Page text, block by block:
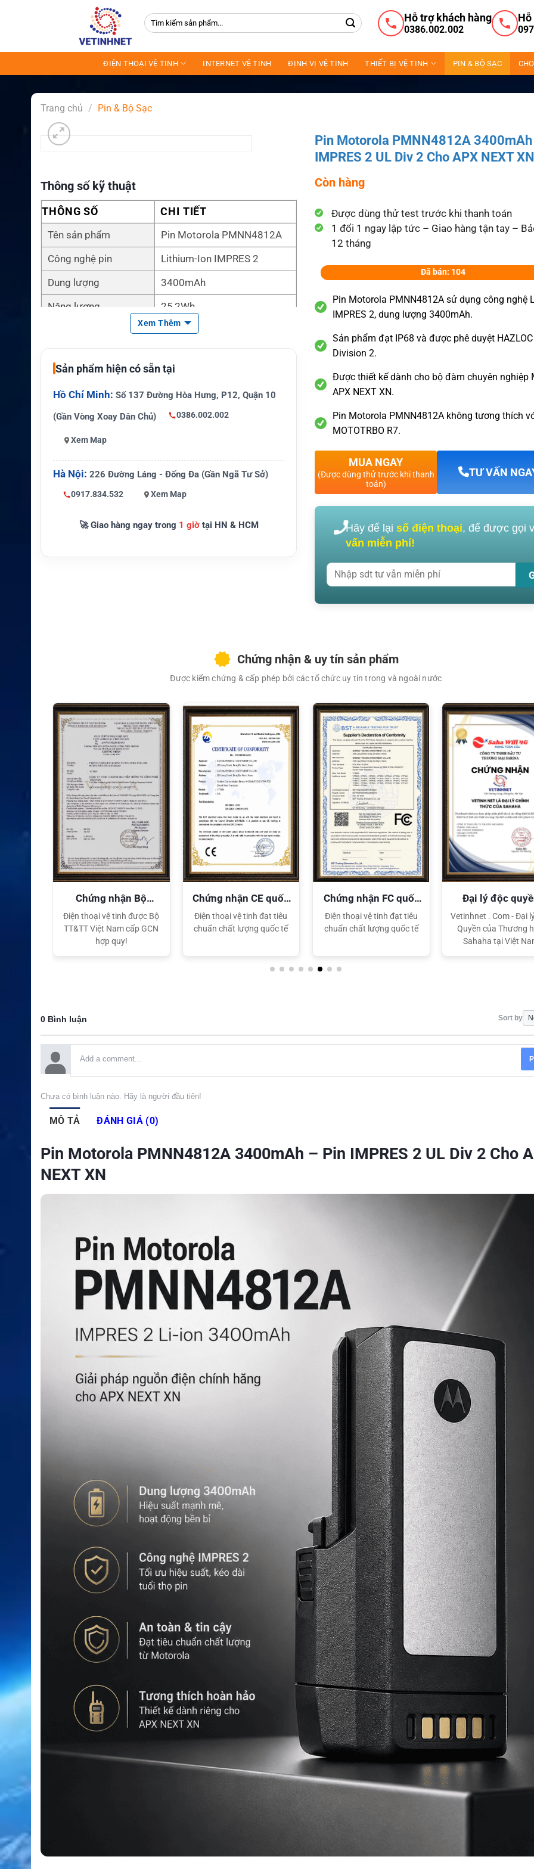
Tìm
kiếm:
Hỗ trợ khách hàng
0386.002.002
Hỗ
ĐIỆN THOẠI VỆ TINH INTERNET VỆ TINH ĐỊNH VỊ VỆ TINH THIẾT BỊ VỆ TINH PIN & BỘ SẠC
Trang chủ / Pin & Bộ Sạc
Thông số kỹ thuật
THÔNG SỐ CHI TIẾT
Tên sản phẩm
Pin Motorola PMNN4812A
Công nghệ pin
Lithium-Ion IMPRES 2
Dung lượng
3400mAh
Năng lượng
25,2Wh
Trọng lượng tham khả
Khoảng 277g
Cấp bảo vệ
IP68
Chứng nhận
HAZLOC UL Division 2
Thiết bị tương thích
Motorola APX NEXT XN
Bộ sạc tham khảo
Công dụng
Pin thay thế hoặc pin dự phòn
g
Xem Thêm
Sản phẩm hiện có sẵn tại
Hồ Chí Minh: Số 137 Đường Hòa Hưng, P12, Quận 10
(Gần Vòng Xoay Dân Chủ)
0386.002.002
Xem Map
Hà Nội: 226 Đường Láng - Đống Đa (Gần Ngã Tư Sở)
0917.834.532 Xem Map
🚀 Giao hàng ngay trong 1 giờtại HN & HCM
Pin Motorola PMNN4812A
IMPRES 2 UL Div 2 Cho APX NEXT
Còn hàng
Được dùng thử test trước khi thanh toán
1 đổi 1 ngay lập tức – Giao hàng tận tay –
12 tháng
Đã bán: 104
Pin Motorola PMNN4812A sử dụng công nghệ
IMPRES 2, dung lượng 3400mAh.
Sản phẩm đạt IP68 và được phê duyệt
Division 2.
Được thiết kế dành cho bộ đàm chuyên nghiệp
APX NEXT XN.
Pin Motorola PMNN4812A không tương thích
MOTOTRBO R7.
MUA NGAY
(Được dùng thử trước khi thanh
toán)
TƯ VẤN
Hãy để lạisố điện thoại, để được gọi
vấn miễn phí!
Chứng nhận & uy tín sản phẩm
Được kiểm chứng & cấp phép bởi các tổ chức uy tín trong và ngoài nước
Chứng nhận Bộ
TT&TT
Điện thoại vệ tinh được Bộ
TT&TT Việt Nam cấp GCN
hợp quy!
Chứng nhận CE quốc
tế
Điện thoại vệ tinh đạt tiêu
chuẩn chất lượng quốc tế
Chứng nhận FC quốc
tế
Điện thoại vệ tinh đạt tiêu
chuẩn chất lượng quốc tế
Đại lý độc
Sahaha
Vetinhnet . Com - Đại
Quyền của Thương
Sahaha tại Việt
0 Bình luận Sort by
Chưa có bình luận nào. Hãy là người đầu tiên!
MÔ TẢ ĐÁNH GIÁ (0)
Pin Motorola PMNN4812A 3400mAh – Pin IMPRES 2 UL Div 2 Cho
NEXT XN
XEM CHI TIẾT XEM CHI TIẾT XEM CHI TIẾT